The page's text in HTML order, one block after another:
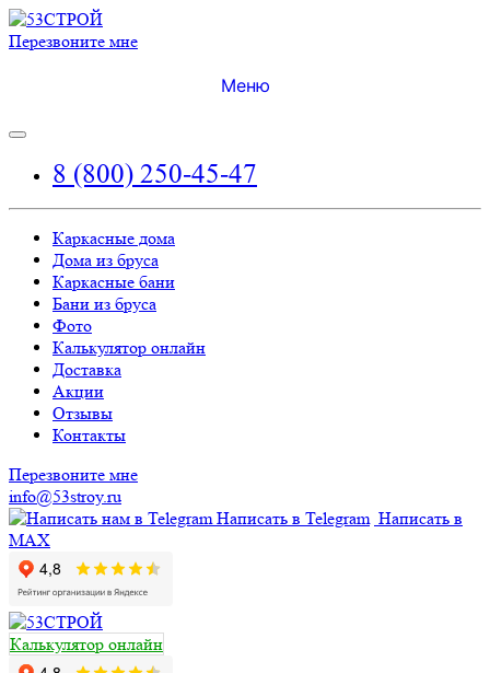
Перезвоните мне
Меню
8 (800) 250-45-47
Каркасные дома
Дома из бруса
Каркасные бани
Бани из бруса
Фото
Калькулятор онлайн
Доставка
Акции
Отзывы
Контакты
Перезвоните мне
info@53stroy.ru
Написать в Telegram Написать в
MAX
Калькулятор онлайн